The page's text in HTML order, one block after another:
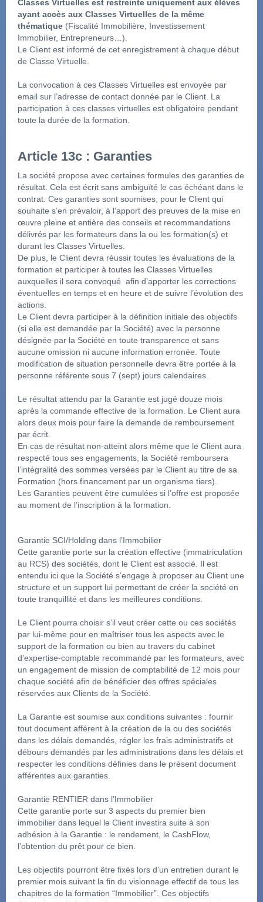
Classes Virtuelles est restreinte uniquement aux élèves
ayant accès aux Classes Virtuelles de la même
thématique (Fiscalité Immobilière, Investissement
Immobilier, Entrepreneurs…).
Le Client est informé de cet enregistrement à chaque début
de Classe Virtuelle.
La convocation à ces Classes Virtuelles est envoyée par
email sur l’adresse de contact donnée par le Client. La
participation à ces classes virtuelles est obligatoire pendant
toute la durée de la formation.
Article 13c : Garanties
La société propose avec certaines formules des garanties de
résultat. Cela est écrit sans ambiguïté le cas échéant dans le
contrat. Ces garanties sont soumises, pour le Client qui
souhaite s’en prévaloir, à l’apport des preuves de la mise en
œuvre pleine et entière des conseils et recommandations
délivrés par les formateurs dans la ou les formation(s) et
durant les Classes Virtuelles.
De plus, le Client devra réussir toutes les évaluations de la
formation et participer à toutes les Classes Virtuelles
auxquelles il sera convoqué  afin d’apporter les corrections
éventuelles en temps et en heure et de suivre l’évolution des
actions.
Le Client devra participer à la définition initiale des objectifs
(si elle est demandée par la Société) avec la personne
désignée par la Société en toute transparence et sans
aucune omission ni aucune information erronée. Toute
modification de situation personnelle devra être portée à la
personne référente sous 7 (sept) jours calendaires.
Le résultat attendu par la Garantie est jugé douze mois
après la commande effective de la formation. Le Client aura
alors deux mois pour faire la demande de remboursement
par écrit.
En cas de résultat non-atteint alors même que le Client aura
respecté tous ses engagements, la Société remboursera
l’intégralité des sommes versées par le Client au titre de sa
Formation (hors financement par un organisme tiers).
Les Garanties peuvent être cumulées si l’offre est proposée
au moment de l’inscription à la formation.
Garantie SCI/Holding dans l’Immobilier
Cette garantie porte sur la création effective (immatriculation
au RCS) des sociétés, dont le Client est associé. Il est
entendu ici que la Société s’engage à proposer au Client une
structure et un support lui permettant de créer la société en
toute tranquillité et dans les meilleures conditions.
Le Client pourra choisir s’il veut créer cette ou ces sociétés
par lui-même pour en maîtriser tous les aspects avec le
support de la formation ou bien au travers du cabinet
d’expertise-comptable recommandé par les formateurs, avec
un engagement de mission de comptabilité de 12 mois pour
chaque société afin de bénéficier des offres spéciales
réservées aux Clients de la Société.
La Garantie est soumise aux conditions suivantes : fournir
tout document afférent à la création de la ou des sociétés
dans les délais demandés, régler les frais administratifs et
débours demandés par les administrations dans les délais et
respecter les conditions définies dans le présent document
afférentes aux garanties.
Garantie RENTIER dans l’Immobilier
Cette garantie porte sur 3 aspects du premier bien
immobilier dans lequel le Client investira suite à son
adhésion à la Garantie : le rendement, le CashFlow,
l’obtention du prêt pour ce bien.
Les objectifs pourront être fixés lors d’un entretien durant le
premier mois suivant la fin du visionnage effectif de tous les
chapitres de la formation “Immobilier”. Ces objectifs